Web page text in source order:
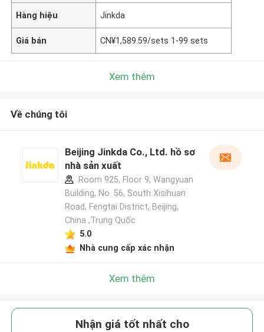
Hàng hiệu Jinkda
Giá bán CN¥1,589.59/sets 1-99 sets
Xem thêm
Về chúng tôi
Beijing Jinkda Co., Ltd. hồ sơ
nhà sản xuất
Room 925, Floor 9, Wangyuan
Building, No. 56, South Xisihuan
Road, Fengtai District, Beijing,
China ,Trung Quốc
5.0
Nhà cung cấp xác nhận
Xem thêm
Nhận giá tốt nhất cho